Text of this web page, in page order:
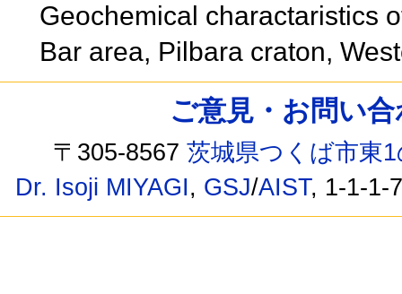
Geochemical charactaristics
Bar area, Pilbara craton,
ご意見・お問い
〒305-8567茨城県つくば市東
Dr. Isoji MIYAGI, GSJ/AIST, 1-1-1-